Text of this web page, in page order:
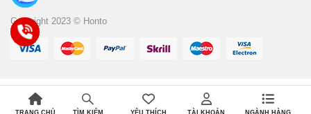
Copyright 2023 © Honto
TRANG CHỦ TÌM KIẾM YÊU THÍCH TÀI KHOẢN NGÀNH HÀNG